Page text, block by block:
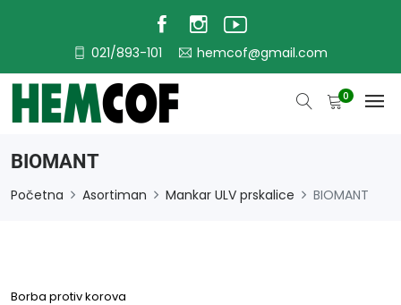
021/893-101 hemcof@gmail.com
0
BIOMANT
Početna Asortiman Mankar ULV prskalice BIOMANT
Borba protiv korova